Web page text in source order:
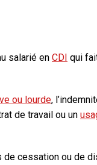
salarié en CDI qui
ou lourde,
de travail ou un
de cessation ou de